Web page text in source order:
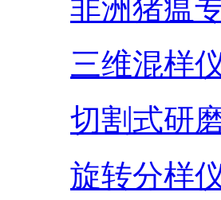
非洲猪瘟
三维混样
切割式研
旋转分样